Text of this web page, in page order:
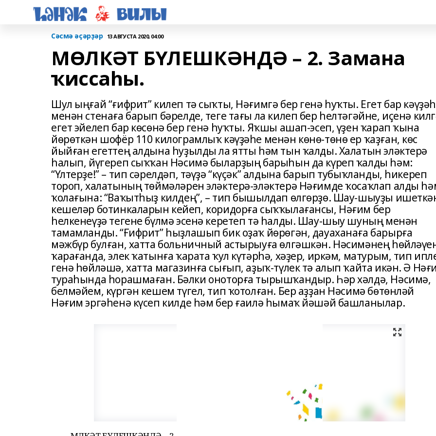
Сәсмә әҫәрҙәр 13 АВГУСТА 2020, 04:00
МӨЛКӘТ БҮЛЕШКӘНДӘ – 2. Замана
ҡиссаһы.
Шул ыңғай “ғифрит” килеп тә сыҡты, Нәғимгә бер генә һуҡты. Егет бар
менән стенаға барып бәрелде, теге тағы ла килеп бер һелтәгәйне, иҫенә
егет эйелеп бар көсөнә бер генә һуҡты. Яҡшы ашап-эсеп, үҙен ҡарап ҡына
йөрөткән шофёр 110 килограмлыҡ кәүҙәһе менән көнө-төнө ер ҡаҙған, көс
йыйған егеттең алдына һуҙылды ла ятты һәм тын ҡалды. Халатын эләктерә
һалып, йүгереп сыҡҡан Нәсимә быларҙың барыһын да күреп ҡалды һәм:
“Үлтерҙе!” – тип сәрелдәп, тәүҙә “күҫәк” алдына барып тубыҡланды, һикереп
тороп, халатының төймәләрен эләктерә-эләктерә Нәғимде ҡосаҡлап алды
ҡолағына: “Ваҡытһыҙ килдең”, – тип бышылдап өлгөрҙө. Шау-шыуҙы
кешеләр ботинкаларын кейеп, коридорға сыҡҡылағансы, Нәғим бер
һелкенеүҙә тегене бүлмә эсенә керетеп тә һалды. Шау-шыу шуның менән
тамамланды. “Ғифрит” һыҙлашып бик оҙаҡ йөрөгән, дауаханаға барырға
мәжбүр булған, хатта больничный астырыуға өлгәшкән. Нәсимәнең
ҡарағанда, элек ҡатынға ҡарата ҡул күтәрһә, хәҙер, иркәм, матурым, тип
генә һөйләшә, хатта магазинға сығып, аҙыҡ-түлек тә алып ҡайта икән. Ә
тураһында һорашмаған. Бәлки оноторға тырышҡандыр. Һәр хәлдә, Нәсимә,
белмәйем, күргән кешем түгел, тип ҡотолған. Бер аҙҙан Нәсимә бөтөнләй
Нәғим эргәһенә күсеп килде һәм бер ғаилә һымаҡ йәшәй башланылар.